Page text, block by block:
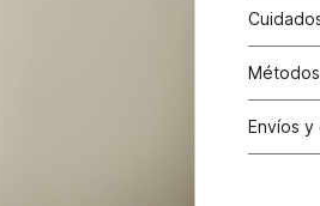
M27-
Lavar a
no
Tarjetas
Envíos